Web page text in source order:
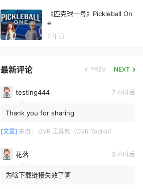
《匹克球一号》Pickleball On
e
2 年前
最新评论 PREV NEXT
testing444 7 小时后
Thank you for sharing
[文章] 来自： OVR 工具包（OVR Toolkit）
花落 5 小时后
为啥下载链接失效了啊